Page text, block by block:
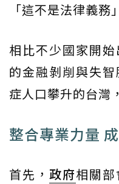
「這不是法律義務
相比不少國家開
的金融剝削與失
症人口攀升的台灣
整合專業力量
首先，政府相關